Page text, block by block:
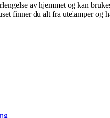
av hjemmet og kan
finner du alt fra utelamper og